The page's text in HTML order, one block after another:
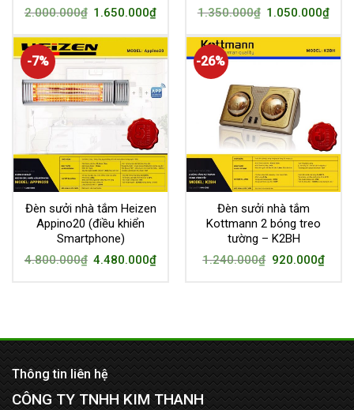
2.000.000₫ 1.650.000₫
1.350.000₫ 1.050.000₫
-7%
Đèn sưởi nhà tắm Heizen
Appino20 (điều khiển
Smartphone)
4.800.000₫ 4.480.000₫
-26%
Đèn sưởi nhà tắm
Kottmann 2 bóng treo
tường – K2BH
1.240.000₫ 920.000₫
Thông tin liên hệ
CÔNG TY TNHH KIM THANH